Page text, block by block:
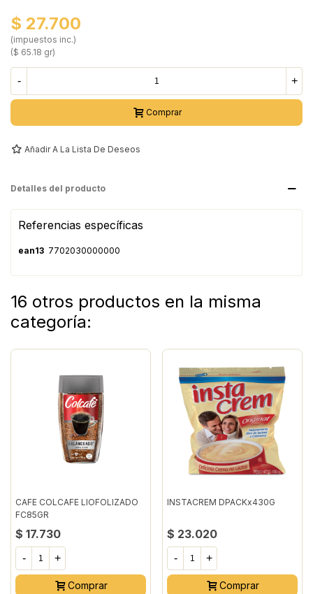
$ 27.700
(impuestos inc.)
($ 65.18 gr)
- +
Comprar
Añadir A La Lista De Deseos
Detalles del producto
Referencias específicas
ean13 7702030000000
16 otros productos en la misma
categoría:
CAFE COLCAFE LIOFOLIZADO
FC85GR
$ 17.730
- +
Comprar
INSTACREM DPACKx430G
$ 23.020
- +
Comprar